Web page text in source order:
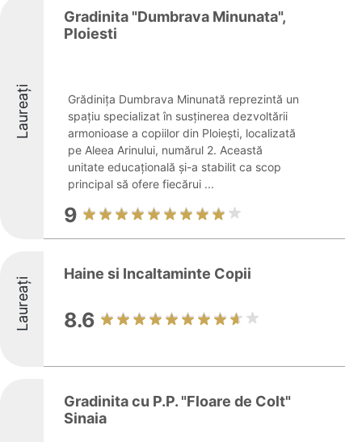
Laureați
Gradinita "Dumbrava Minunata",
Ploiesti
Grădinița Dumbrava Minunată reprezintă un
spațiu specializat în susținerea dezvoltării
armonioase a copiilor din Ploiești, localizată
pe Aleea Arinului, numărul 2. Această
unitate educațională și-a stabilit ca scop
principal să ofere fiecărui ...
9
Laureați
Haine si Incaltaminte Copii
8.6
Gradinita cu P.P. "Floare de Colt"
Sinaia